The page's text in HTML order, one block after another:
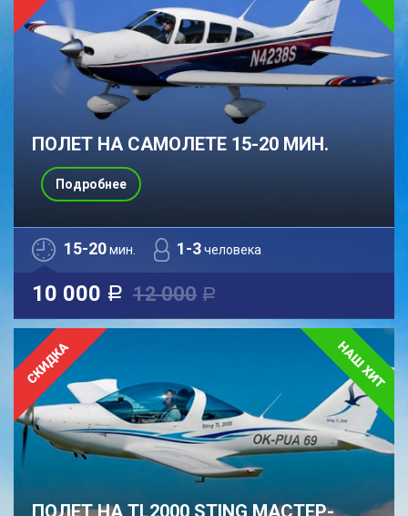
ПОЛЕТ НА САМОЛЕТЕ 15-20 МИН.
15-20мин. 1-3человека
10 000 a 12 000 a
Подробнее